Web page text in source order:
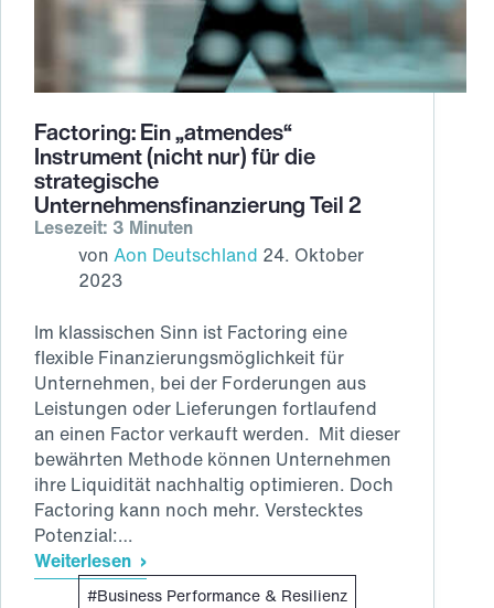
Factoring: Ein „atmendes“
Instrument (nicht nur) für die
strategische
Unternehmensfinanzierung Teil 2
Lesezeit: 3 Minuten
von Aon Deutschland 24. Oktober
2023
Im klassischen Sinn ist Factoring eine
flexible Finanzierungsmöglichkeit für
Unternehmen, bei der Forderungen aus
Leistungen oder Lieferungen fortlaufend
an einen Factor verkauft werden. Mit dieser
bewährten Methode können Unternehmen
ihre Liquidität nachhaltig optimieren. Doch
Factoring kann noch mehr. Verstecktes
Potenzial:…
Weiterlesen
Factoring:
Business Performance & Resilienz